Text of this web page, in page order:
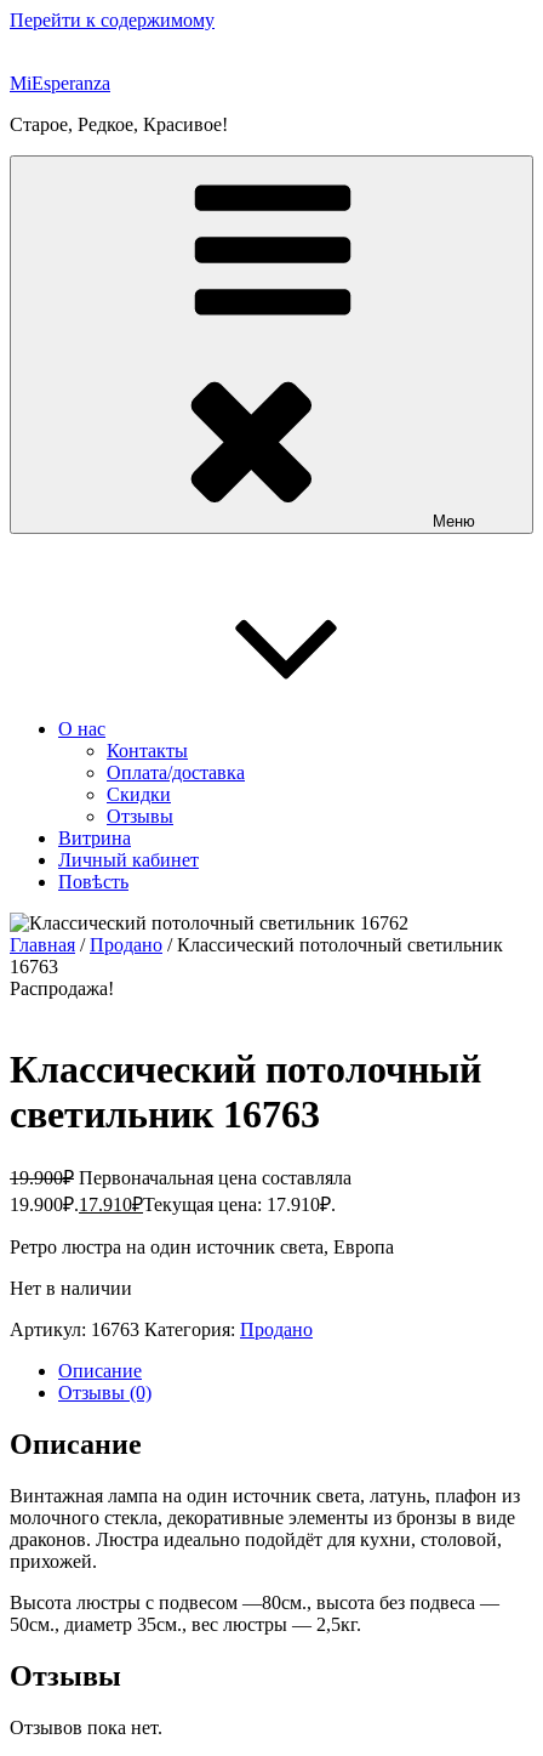
Перейти к содержимому
MiEsperanza
Старое, Редкое, Красивое!
Меню
О нас
Контакты
Оплата/доставка
Скидки
Отзывы
Витрина
Личный кабинет
Повѣсть
Главная /Продано / Классический потолочный светильник
16763
Распродажа!
Классический потолочный
светильник 16763
19.900₽ Первоначальная цена составляла
19.900₽.17.910₽Текущая цена: 17.910₽.
Ретро люстра на один источник света, Европа
Нет в наличии
Артикул: 16763 Категория: Продано
Описание
Отзывы (0)
Описание
Винтажная лампа на один источник света, латунь, плафон из
молочного стекла, декоративные элементы из бронзы в виде
драконов. Люстра идеально подойдёт для кухни, столовой,
прихожей.
Высота люстры с подвесом —80см., высота без подвеса —
50см., диаметр 35см., вес люстры — 2,5кг.
Отзывы
Отзывов пока нет.